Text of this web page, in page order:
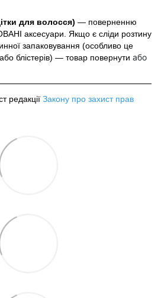
для волосся) — поверненню
аксесуари. Якщо є сліди розтину
запаковування (особливо це
блістерів) — товар повернути або
редакції Закону про захист прав